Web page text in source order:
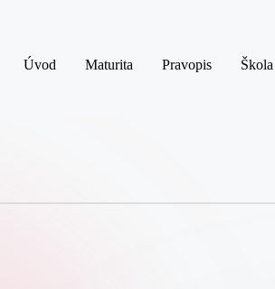
Úvod Maturita Pravopis Škola